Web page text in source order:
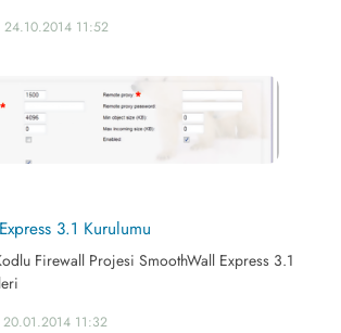
11:52
3.1 Kurulumu
Firewall Projesi SmoothWall Express 3.1
11:32